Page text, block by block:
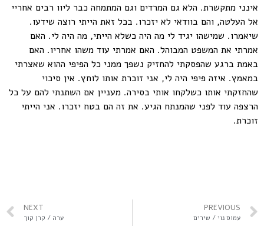
אינני מתקשרת. הלא גם המרדים וגם המתמחה כבר ליוו רבים אחריי
אל העלטה, והם בוודאי לא יזכרו. בכל זאת הייתי רוצה שידעו.
שיאמרו. שמישהו יגיד לי מה היה כשלא הייתי, מה היה לי. האם
אמרתי את המשפט המבוהל. האם אמרתי עוד משהו אחריו. האם
באמת ברגע שהפסקתי להחזיק נשפך ממני כל הפיפי ההוא שאצרתי
במאמץ. איזה פיפי היה לי, אני זוכרת אותו לוחץ. אין סיכוי
שהחזקתי אותו כשלקחו אותי בסירה. מעניין אם השתנתי להם על כל
הרצפה עוד לפני שהמנתח הגיע. את זה הם בטח יזכרו. אני הייתי
זוכרת.
PREVIOUS
עמוס נוי / שירים
NEXT
ערה / קרן קוך